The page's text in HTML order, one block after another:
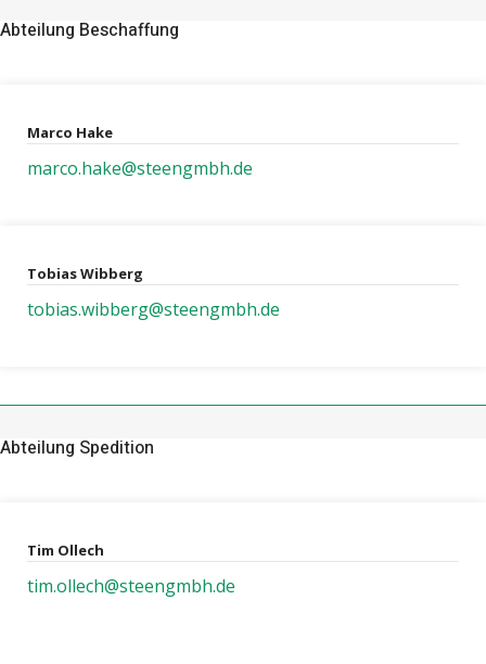
Abteilung Beschaffung
Marco Hake
marco.hake@steengmbh.de
Tobias Wibberg
tobias.wibberg@steengmbh.de
Abteilung Spedition
Tim Ollech
tim.ollech@steengmbh.de